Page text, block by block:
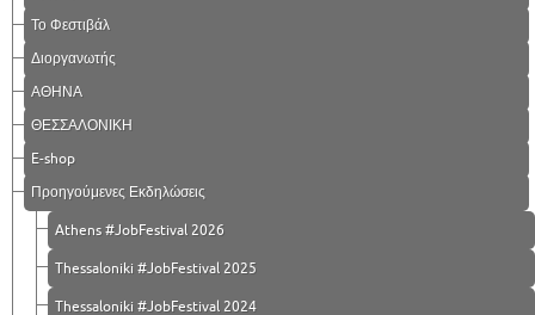
Το Φεστιβάλ
Διοργανωτής
ΑΘΗΝΑ
ΘΕΣΣΑΛΟΝΙΚΗ
E-shop
Προηγούμενες Εκδηλώσεις
Athens #JobFestival 2026
Thessaloniki #JobFestival 2025
Thessaloniki #JobFestival 2024